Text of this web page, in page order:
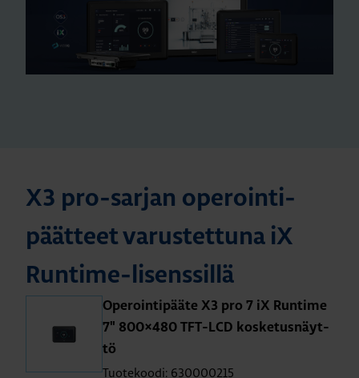
X3 pro-sar­jan ope­roin­ti­
päät­teet va­rus­tet­tu­na iX
Run­ti­me-li­sens­sil­lä
Ope­roin­ti­pää­te X3 pro 7 iX Run­ti­me
7" 800×480 TFT-LCD kos­ke­tus­näyt­
tö
Tuotekoodi: 630000215